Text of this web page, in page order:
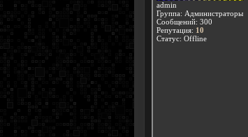
admin
Группа: Администраторы
Сообщений: 300
Репутация: 10
Статус: Offline